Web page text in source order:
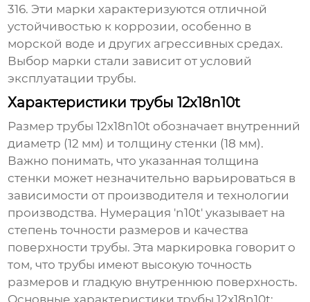
316. Эти марки характеризуются отличной
устойчивостью к коррозии, особенно в
морской воде и других агрессивных средах.
Выбор марки стали зависит от условий
эксплуатации трубы.
Характеристики трубы 12x18n10t
Размер трубы12x18n10t обозначает внутренний
диаметр (12 мм) и толщину стенки (18 мм).
Важно понимать, что указанная толщина
стенки может незначительно варьироваться в
зависимости от производителя и технологии
производства. Нумерация 'n10t' указывает на
степень точности размеров и качества
поверхности трубы. Эта маркировка говорит о
том, что трубы имеют высокую точность
размеров и гладкую внутреннюю поверхность.